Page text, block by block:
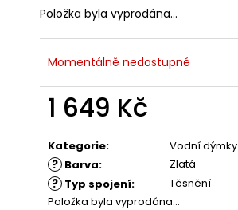
Položka byla vyprodána…
Momentálně nedostupné
1 649 Kč
Měrná
cena:
Kategorie: Vodní dýmky
? Barva: Zlatá
? Typ spojení:
Těsnění
Položka byla vyprodána…